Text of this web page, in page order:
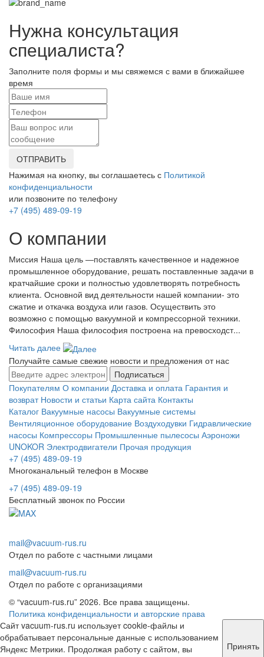
Нужна консультация
специалиста?
Заполните поля формы и мы свяжемся с вами в ближайшее
время
ОТПРАВИТЬ
Нажимая на кнопку, вы соглашаетесь с Политикой
конфиденциальности
или позвоните по телефону
+7 (495) 489-09-19
О компании
Миссия Наша цель ―поставлять качественное и надежное
промышленное оборудование, решать поставленные задачи в
кратчайшие сроки и полностью удовлетворять потребность
клиента. Основной вид деятельности нашей компании- это
сжатие и откачка воздуха или газов. Осуществить это
возможно с помощью вакуумной и компрессорной техники.
Философия Наша философия построена на превосходст...
Читать далее
Получайте самые свежие новости и предложения от нас
Подписаться
Покупателям О компании Доставка и оплата Гарантия и
возврат Новости и статьи Карта сайта Контакты
Каталог Вакуумные насосы Вакуумные системы
Вентиляционное оборудование Воздуходувки Гидравлические
насосы Компрессоры Промышленные пылесосы Аэроножи
UNOKOR Электродвигатели Прочая продукция
+7 (495) 489-09-19
Многоканальный телефон в Москве
+7 (495) 489-09-19
Бесплатный звонок по России
mail@vacuum-rus.ru
Отдел по работе с частными лицами
mail@vacuum-rus.ru
Отдел по работе с организациями
© “vacuum-rus.ru” 2026. Все права защищены.
Политика конфиденциальности и авторские права
Сайт vacuum-rus.ru использует cookie-файлы и
обрабатывает персональные данные с использованием
Яндекс Метрики. Продолжая работу с сайтом, вы
Принять